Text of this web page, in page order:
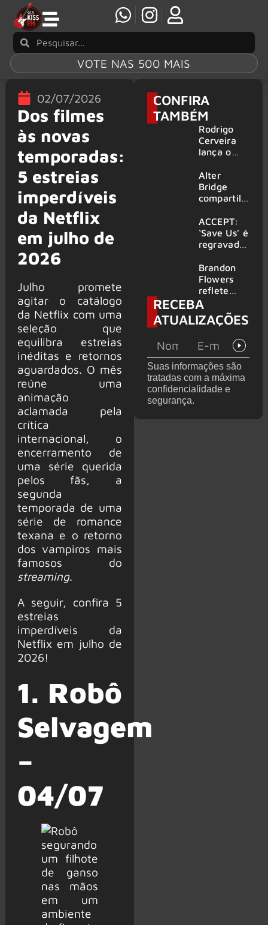
VOTE NAS 500 MAIS
02/07/2026
Dos filmes
às novas
temporadas:
5 estreias
imperdíveis
da Netflix
em julho de
2026
Julho promete
agitar o catálogo
da Netflix com uma
seleção que
equilibra estreias
inéditas e retornos
aguardados. O mês
reúne uma
animação
aclamada pela
crítica
internacional, o
encerramento de
uma série querida
pelos fãs, a
segunda
temporada de uma
série de romance
texana e o retorno
dos vampiros mais
famosos do
streaming.
A seguir, confira 5
estreias
imperdíveis da
Netflix em julho de
2026!
1. Robô
Selvagem
–
04/07
CONFIRA
TAMBÉM
Rodrigo
Cerveira
lança o
Searcher”
Alter
Bridge
compartilh
vivo de
“Fortress”
gravada
am Ring
2026
ACCEPT:
‘Save Us’ é
regravada
membros
do GHOST
e KORN
Brandon
Flowers
reflete
sobre o
futuro e
levanta
de de
deixar os
palcos
RECEBA
ATUALIZAÇÕES
Suas informações são
tratadas com a máxima
confidencialidade e
segurança.